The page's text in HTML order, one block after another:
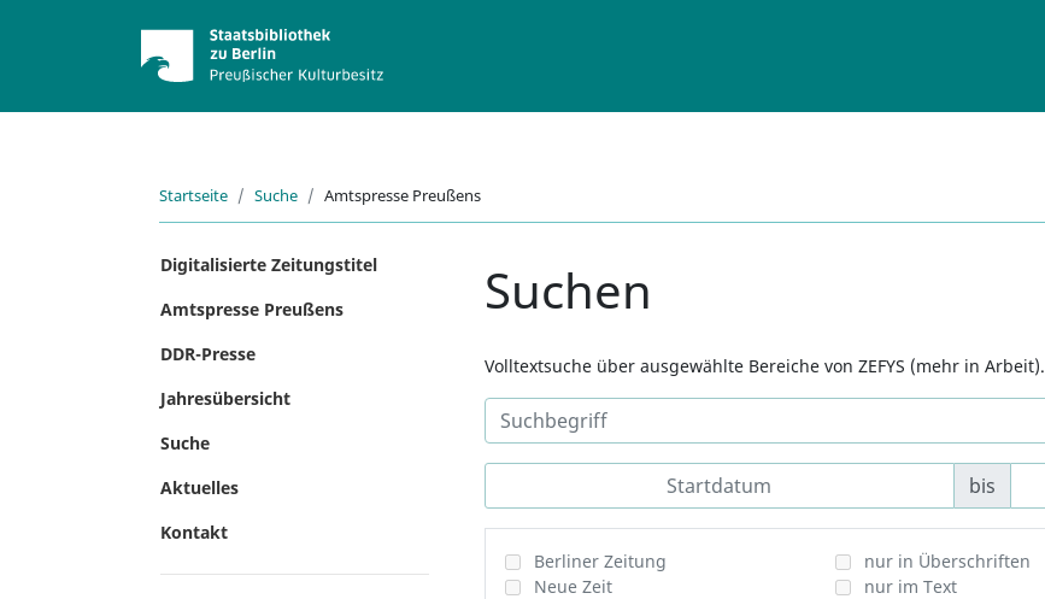
Startseite Suche Amtspresse Preußens
Digitalisierte Zeitungstitel
Amtspresse Preußens
DDR-Presse
Jahresübersicht
Suche
Aktuelles
Kontakt
Suchen
Volltextsuche über ausgewählte Bereiche von ZEFYS (mehr in Arbeit).
bis
Berliner Zeitung
Neue Zeit
nur in Überschriften
nur im Text